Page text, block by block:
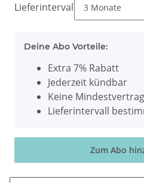
Lieferintervall
Deine Abo Vorteile:
Extra 7% Rabatt
Jederzeit kündbar
Keine
Lieferintervall
Zum Abo